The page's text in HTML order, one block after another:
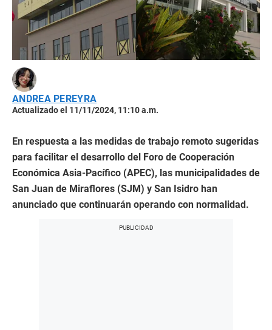
ANDREA PEREYRA
Actualizado el 11/11/2024, 11:10 a.m.
En respuesta a las medidas de trabajo remoto sugeridas
para facilitar el desarrollo del Foro de Cooperación
Económica Asia-Pacífico (APEC), las municipalidades de
San Juan de Miraflores (SJM) y San Isidro han
anunciado que continuarán operando con normalidad.